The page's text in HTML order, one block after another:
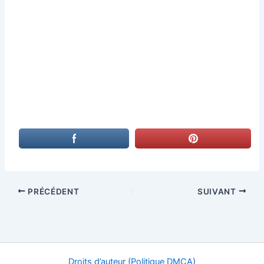
PRÉCÉDENT SUIVANT
Droits d’auteur (Politique DMCA)